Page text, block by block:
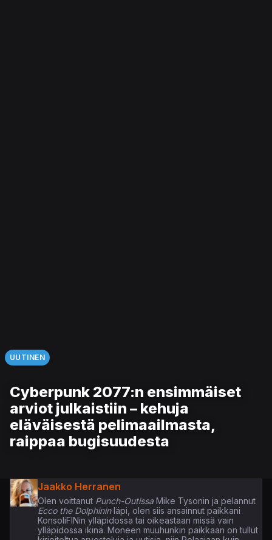
UUTINEN
Cyberpunk 2077:n ensimmäiset
arviot julkaistiin – kehuja
eläväisestä pelimaailmasta,
raippaa bugisuudesta
Jaakko Herranen
Olen voittanutPunch-OutissaMike Tysonin ja pelannut
Ecco the Dolphininläpi, olen siis ansainnut paikkani
KonsoliFINin ylläpidossa tai oikeastaan missä vain
ylläpidossa ikinä. Moneen muuhunkin paikkaan on tullut